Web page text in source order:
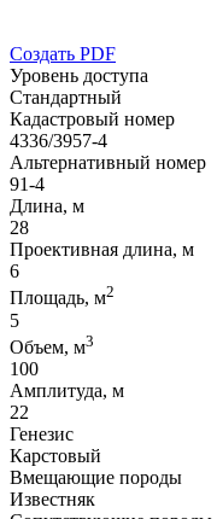
Создать PDF
Уровень доступа
Стандартный
Кадастровый номер
4336/3957-4
Альтернативный номер
91-4
Длина, м
28
Проективная длина, м
6
Площадь, м2
5
Объем, м3
100
Амплитуда, м
22
Генезис
Карстовый
Вмещающие породы
Известняк